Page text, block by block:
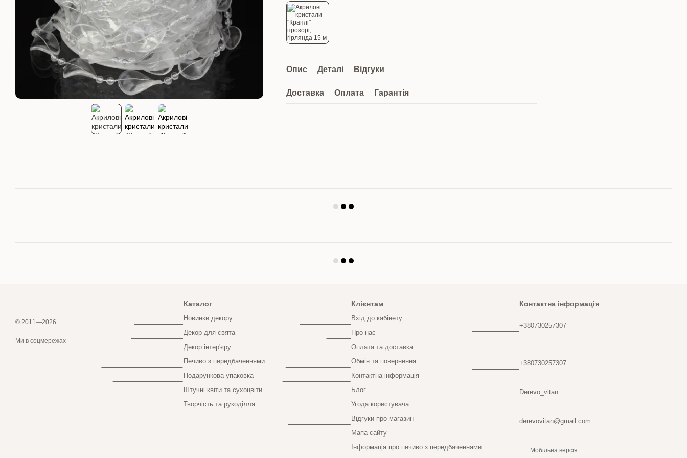
Опис Деталі Відгуки
Доставка Оплата Гарантія
© 2011—2026
Інтернет-магазин створений з Хорошоп
Ми в соцмережах
Каталог
Новинки декору
Декор для свята
Декор інтер'єру
Печиво з передбаченнями
Подарункова упаковка
Штучні квіти та сухоцвіти
Творчість та рукоділля
Клієнтам
Вхід до кабінету
Про нас
Оплата та доставка
Обмін та повернення
Контактна інформація
Блог
Угода користувача
Відгуки про магазин
Мапа сайту
Інформація про печиво з передбаченнями
Контактна інформація
+380730257307
+380730257307
Derevo_vitan
derevovitan@gmail.com
Мобільна версія